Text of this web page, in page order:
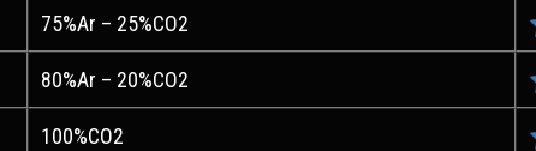
75%Ar – 25%CO2
80%Ar – 20%CO2
100%CO2